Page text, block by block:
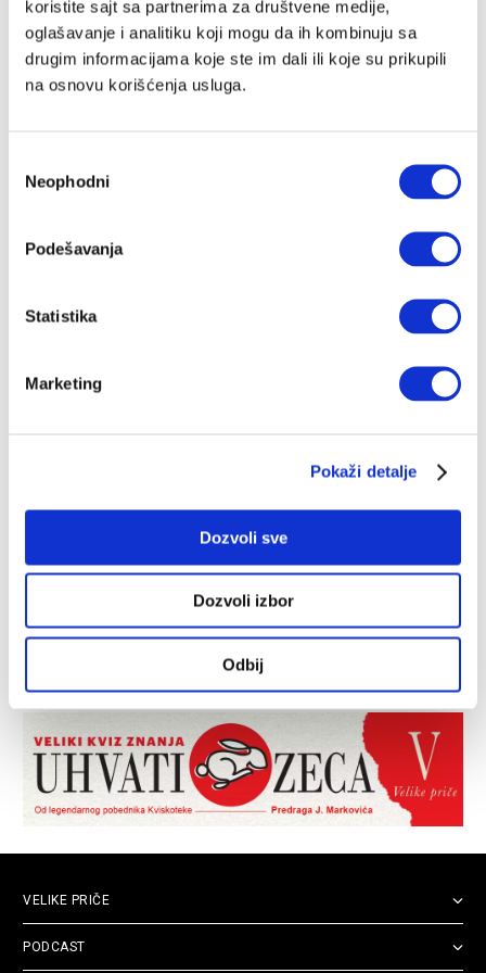
koristite sajt sa partnerima za društvene medije,
oglašavanje i analitiku koji mogu da ih kombinuju sa
drugim informacijama koje ste im dali ili koje su prikupili
na osnovu korišćenja usluga.
сагласности
Neophodni
Podešavanja
Statistika
Marketing
Pokaži detalje
Dozvoli sve
Dozvoli izbor
Odbij
VELIKE PRIČE
PODCAST